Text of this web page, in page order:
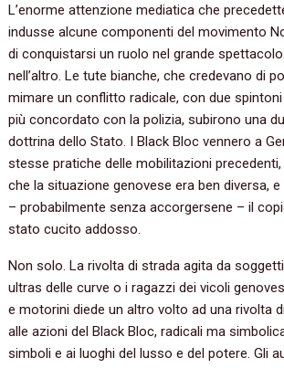
L’enorme attenzione mediatica che
indusse alcune componenti del movimento
di conquistarsi un ruolo nel grande
nell’altro. Le tute bianche, che credevano di
mimare un conflitto radicale, con due
più concordato con la polizia, subirono una
dottrina dello Stato. I Black Bloc vennero a
stesse pratiche delle mobilitazioni
che la situazione genovese era ben diversa,
– probabilmente senza accorgersene – il
stato cucito addosso.
Non solo. La rivolta di strada agita da
ultras delle curve o i ragazzi dei vicoli
e motorini diede un altro volto ad una rivolta
alle azioni del Black Bloc, radicali ma
simboli e ai luoghi del lusso e del potere. Gli